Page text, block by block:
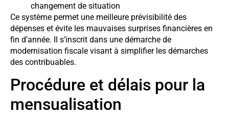
changement de situation
Ce système permet une meilleure prévisibilité des
dépenses et évite les mauvaises surprises financières en
fin d’année. Il s’inscrit dans une démarche de
modernisation fiscale visant à simplifier les démarches
des contribuables.
Procédure et délais pour la
mensualisation